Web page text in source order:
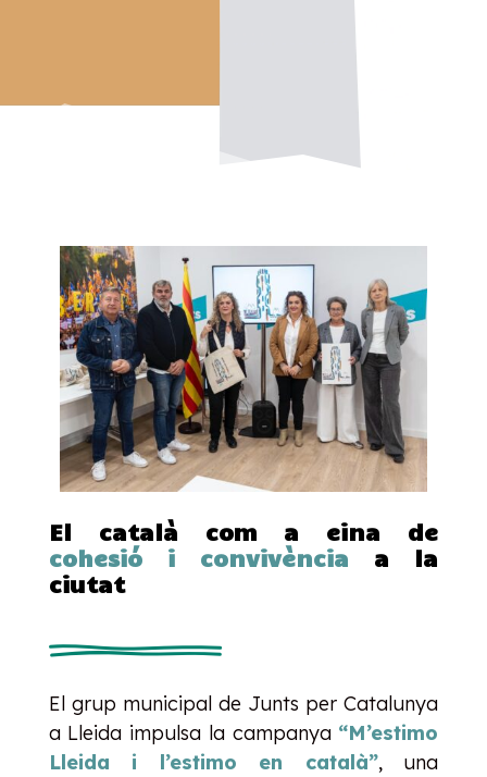
El català com a eina de
cohesió i convivència a la
ciutat
El grup municipal de Junts per Catalunya
a Lleida impulsa la campanya “M’estimo
Lleida i l’estimo en català”, una